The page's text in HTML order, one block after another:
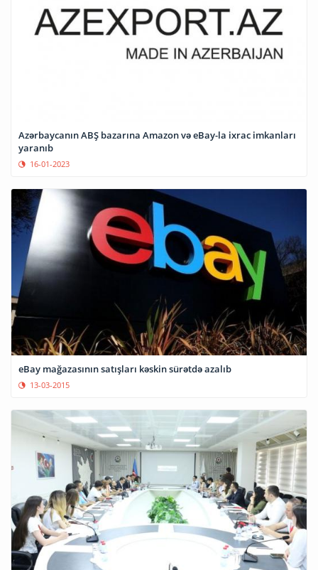
Azərbaycanın ABŞ bazarına Amazon və eBay-la ixrac imkanları
yaranıb
16-01-2023
eBay mağazasının satışları kəskin sürətdə azalıb
13-03-2015